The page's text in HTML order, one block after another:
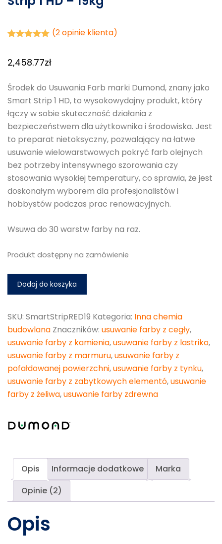
na
podstawie
klientów
(2opinie klienta)
2,458.77zł
Środek do Usuwania Farb marki Dumond, znany jako
Smart Strip 1 HD, to wysokowydajny produkt, który
łączy w sobie skuteczność działania z
bezpieczeństwem dla użytkownika i środowiska. Jest
to preparat nietoksyczny, pozwalający na łatwe
usuwanie wielowarstwowych pokryć farb olejnych
bez potrzeby intensywnego szorowania czy
stosowania wysokiej temperatury, co sprawia, że jest
doskonałym wyborem dla profesjonalistów i
hobbystów podczas prac renowacyjnych.
Wsuwa do 30 warstw farby na raz.
Produkt dostępny na zamówienie
Dodaj do koszyka
SKU: SmartStripRED19 Kategoria: Inna chemia
budowlana Znaczników: usuwanie farby z cegły,
usuwanie farby z kamienia,usuwanie farby z lastriko,
usuwanie farby z marmuru,usuwanie farby z
pofałdowanej powierzchni,usuwanie farby z tynku,
usuwanie farby z zabytkowych elementó,usuwanie
farby z żeliwa,usuwanie farby zdrewna
Opis Informacje dodatkowe
Marka
Opinie (2)
Opis